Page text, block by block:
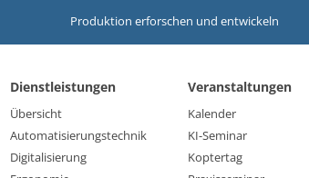
Produktion erforschen und entwickeln
Dienstleistungen
Übersicht
Automatisierungstechnik
Digitalisierung
Veranstaltungen
Kalender
KI-Seminar
Koptertag